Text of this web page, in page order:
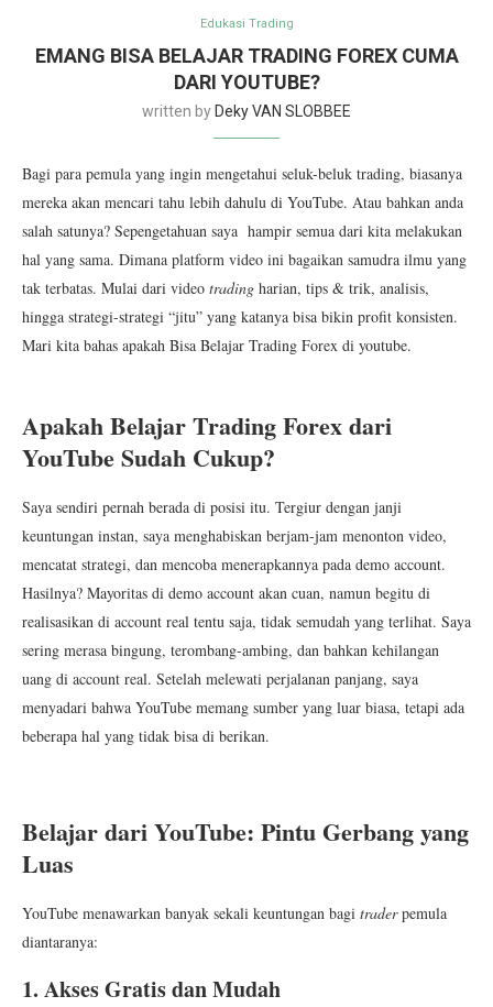
Edukasi Trading
EMANG BISA BELAJAR TRADING FOREX CUMA
DARI YOUTUBE?
written by Deky VAN SLOBBEE
Bagi para pemula yang ingin mengetahui seluk-beluk trading, biasanya
mereka akan mencari tahu lebih dahulu di YouTube. Atau bahkan anda
salah satunya? Sepengetahuan saya hampir semua dari kita melakukan
hal yang sama. Dimana platform video ini bagaikan samudra ilmu yang
tak terbatas. Mulai dari video trading harian, tips & trik, analisis,
hingga strategi-strategi “jitu” yang katanya bisa bikin profit konsisten.
Mari kita bahas apakah Bisa Belajar Trading Forex di youtube.
Apakah Belajar Trading Forex dari
YouTube Sudah Cukup?
Saya sendiri pernah berada di posisi itu. Tergiur dengan janji
keuntungan instan, saya menghabiskan berjam-jam menonton video,
mencatat strategi, dan mencoba menerapkannya pada demo account.
Hasilnya? Mayoritas di demo account akan cuan, namun begitu di
realisasikan di account real tentu saja, tidak semudah yang terlihat. Saya
sering merasa bingung, terombang-ambing, dan bahkan kehilangan
uang di account real. Setelah melewati perjalanan panjang, saya
menyadari bahwa YouTube memang sumber yang luar biasa, tetapi ada
beberapa hal yang tidak bisa di berikan.
Belajar dari YouTube: Pintu Gerbang yang
Luas
YouTube menawarkan banyak sekali keuntungan bagi traderpemula
diantaranya:
1. Akses Gratis dan Mudah